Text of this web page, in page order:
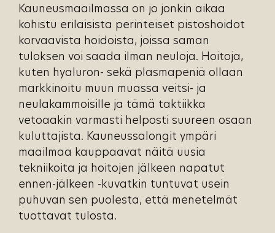
Kauneusmaailmassa on jo jonkin aikaa
kohistu erilaisista perinteiset pistoshoidot
korvaavista hoidoista, joissa saman
tuloksen voi saada ilman neuloja. Hoitoja,
kuten hyaluron- sekä plasmapeniä ollaan
markkinoitu muun muassa veitsi- ja
neulakammoisille ja tämä taktiikka
vetoaakin varmasti helposti suureen osaan
kuluttajista. Kauneussalongit ympäri
maailmaa kauppaavat näitä uusia
tekniikoita ja hoitojen jälkeen napatut
ennen-jälkeen -kuvatkin tuntuvat usein
puhuvan sen puolesta, että menetelmät
tuottavat tulosta.